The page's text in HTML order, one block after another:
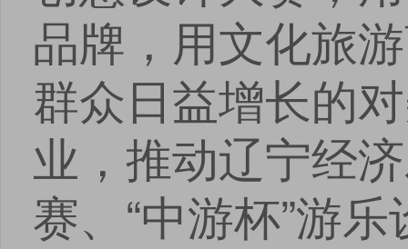
品牌，用文化旅
群众日益增长的
业，推动辽宁经
赛、“中游杯”游